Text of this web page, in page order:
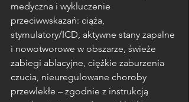
medyczna i wykluczenie
przeciwwskazań: ciąża,
stymulatory/ICD, aktywne stany zapalne
i nowotworowe w obszarze, świeże
zabiegi ablacyjne, ciężkie zaburzenia
czucia, nieuregulowane choroby
przewlekłe – zgodnie z instrukcją